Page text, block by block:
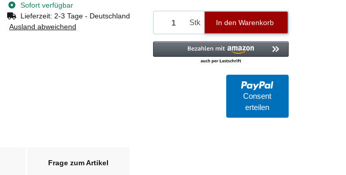
Sofort verfügbar
Lieferzeit: 2-3 Tage - Deutschland
Ausland abweichend
Stk In den Warenkorb
Consent
erteilen
Frage zum Artikel